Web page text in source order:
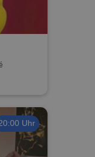
Uhr